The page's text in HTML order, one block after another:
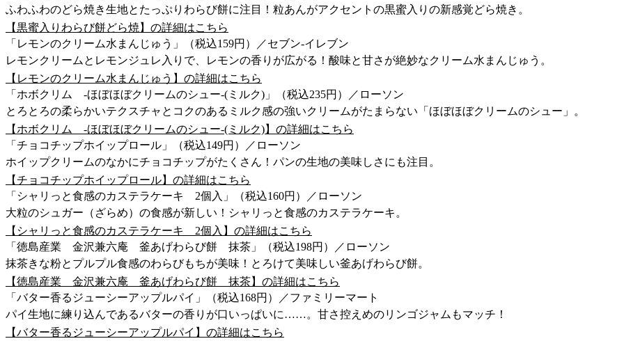
ふわふわのどら焼き生地とたっぷりわらび餅に注目！粒あんがアクセントの黒蜜入りの新感覚どら焼き。
【黒蜜入りわらび餅どら焼】の詳細はこちら
「レモンのクリーム水まんじゅう」（税込159円）／セブン-イレブン
レモンクリームとレモンジュレ入りで、レモンの香りが広がる！酸味と甘さが絶妙なクリーム水まんじゅう。
【レモンのクリーム水まんじゅう】の詳細はこちら
「ホボクリム ‐ほぼほぼクリームのシュー‐(ミルク)」（税込235円）／ローソン
とろとろの柔らかいテクスチャとコクのあるミルク感の強いクリームがたまらない「ほぼほぼクリームのシュー」。
【ホボクリム ‐ほぼほぼクリームのシュー‐(ミルク)】の詳細はこちら
「チョコチップホイップロール」（税込149円）／ローソン
ホイップクリームのなかにチョコチップがたくさん！パンの生地の美味しさにも注目。
【チョコチップホイップロール】の詳細はこちら
「シャリっと食感のカステラケーキ 2個入」（税込160円）／ローソン
大粒のシュガー（ざらめ）の食感が新しい！シャリっと食感のカステラケーキ。
【シャリっと食感のカステラケーキ 2個入】の詳細はこちら
「徳島産業 金沢兼六庵 釜あげわらび餅 抹茶」（税込198円）／ローソン
抹茶きな粉とプルプル食感のわらびもちが美味！とろけて美味しい釜あげわらび餅。
【徳島産業 金沢兼六庵 釜あげわらび餅 抹茶】の詳細はこちら
「バター香るジューシーアップルパイ」（税込168円）／ファミリーマート
パイ生地に練り込んであるバターの香りが口いっぱいに……。甘さ控えめのリンゴジャムもマッチ！
【バター香るジューシーアップルパイ】の詳細はこちら